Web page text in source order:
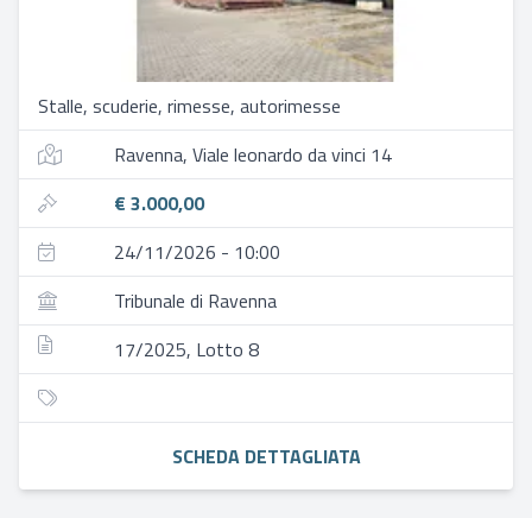
Stalle, scuderie, rimesse, autorimesse
Ravenna, Viale leonardo da vinci 14
€ 3.000,00
24/11/2026 - 10:00
Tribunale di Ravenna
17/2025, Lotto 8
SCHEDA DETTAGLIATA